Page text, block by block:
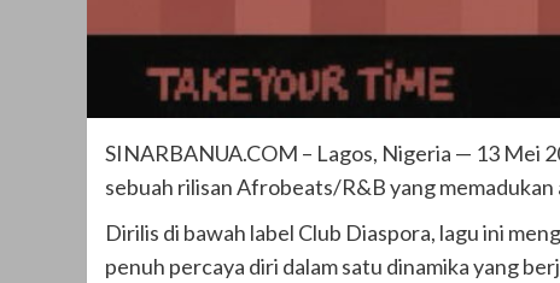
SINARBANUA.COM – Lagos, Nigeria — 13 Mei
sebuah rilisan Afrobeats/R&B yang
Dirilis di bawah label Club Diaspora, lagu ini
penuh percaya diri dalam satu dinamika yang